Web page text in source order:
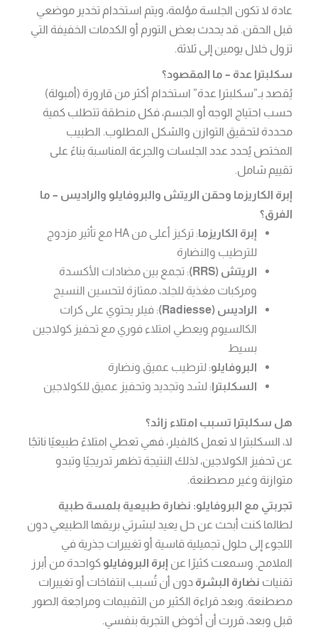
عادة لا تكون الجلسة مؤلمة، ويتم استخدام تخدير موضعي
قبل الحقن. قد يحدث بعض التورم أو الكدمات الخفيفة التي
تزول خلال يومين إلى ثلاثة.
سكلبترا عدة – ما المقصود؟
يُقصد بـ”سكلبترا عدة” استخدام أكثر من قارورة (أمبولة)
حسب احتياج الوجه أو الجسم، فكل منطقة تتطلب كمية
محددة لتحقيق التوازن والشكل المطلوب. الطبيب
المختص يُحدد عدد الجلسات والجرعة المناسبة بناءً على
تقييم شامل.
إبرة الكاريزما وحقن الريتش والبروفايلو والراديس – ما
الفرق؟
إبرة الكاريزما
: تركيز أعلى من HA مع تأثير مزدوج
للترطيب والنضارة
الريتش (RRS)
: تجمع بين مضادات الأكسدة
ومركبات مغذية للجلد، ممتازة لتحسين النسيج
الراديس (Radiesse)
: فيلر يحتوي على كرات
الكالسيوم ويعطي امتلاء فوري مع تحفيز كولاجين
بسيط
البروفايلو: لترطيب عميق ونضارة
السكلبترا: لشد وتجديد وتحفيز عميق للكولاجين
هل سكلبترا تسبب امتلاء زائد؟
لا، السكلبترا لا تعمل كالفيلر، فهي تعطي امتلاءً طبيعيًا ناتجًا
عن تحفيز الكولاجين، لذلك النتيجة تظهر تدريجيًا وتبدو
متوازنة وغير مصطنعة.
تجربتي مع البروفايلو: نضارة طبيعية بلمسة طبية
لطالما كنت أبحث عن حل يعيد لبشرتي بريقها الطبيعي دون
اللجوء إلى حلول تجميلية قاسية أو تغييرات جذرية في
الملامح. وسمعت كثيرًا عن إبرة البروفايلو كواحدة من أبرز
تقنيات نضارة البشرة دون أن تُسبب انتفاخات أو تغييرات
مصطنعة. وبعد قراءة الكثير من التقييمات ومراجعة الصور
قبل وبعد، قررت أن أخوض التجربة بنفسي.